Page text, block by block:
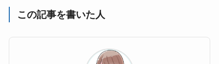
この記事を書いた人